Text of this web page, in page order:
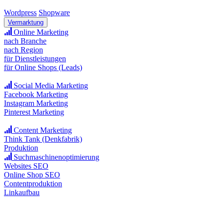
Wordpress Shopware
Vermarktung
Online Marketing
nach Branche
nach Region
für Dienstleistungen
für Online Shops (Leads)
Social Media Marketing
Facebook Marketing
Instagram Marketing
Pinterest Marketing
Content Marketing
Think Tank (Denkfabrik)
Produktion
Suchmaschinenoptimierung
Websites SEO
Online Shop SEO
Contentproduktion
Linkaufbau